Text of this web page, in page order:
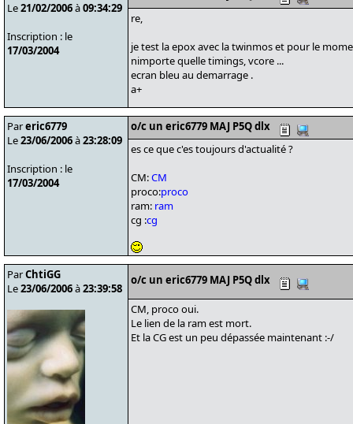
Le21/02/2006à09:34:29
Inscription : le
17/03/2004
re,
je test la epox avec la twinmos et pour le
nimporte quelle timings, vcore ...
ecran bleu au demarrage .
a+
Pareric6779
Le23/06/2006à23:28:09
Inscription : le
17/03/2004
o/c un eric6779 MAJ P5Q dlx
es ce que c'es toujours d'actualité ?
CM:CM
proco:proco
ram: ram
cg :cg
ParChtiGG
Le23/06/2006à23:39:58
o/c un eric6779 MAJ P5Q dlx
CM, proco oui.
Le lien de la ram est mort.
Et la CG est un peu dépassée maintenant :-/